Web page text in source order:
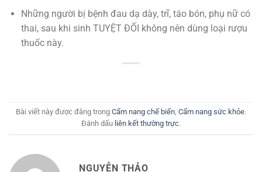
Những người bị bệnh đau dạ dày, trĩ, táo bón, phụ nữ có
thai, sau khi sinh TUYỆT ĐỐI không nên dùng loại rượu
thuốc này.
Bài viết này được đăng trong Cẩm nang chế biến, Cẩm nang sức khỏe.
Đánh dấu liên kết thường trực.
NGUYỄN THẢO